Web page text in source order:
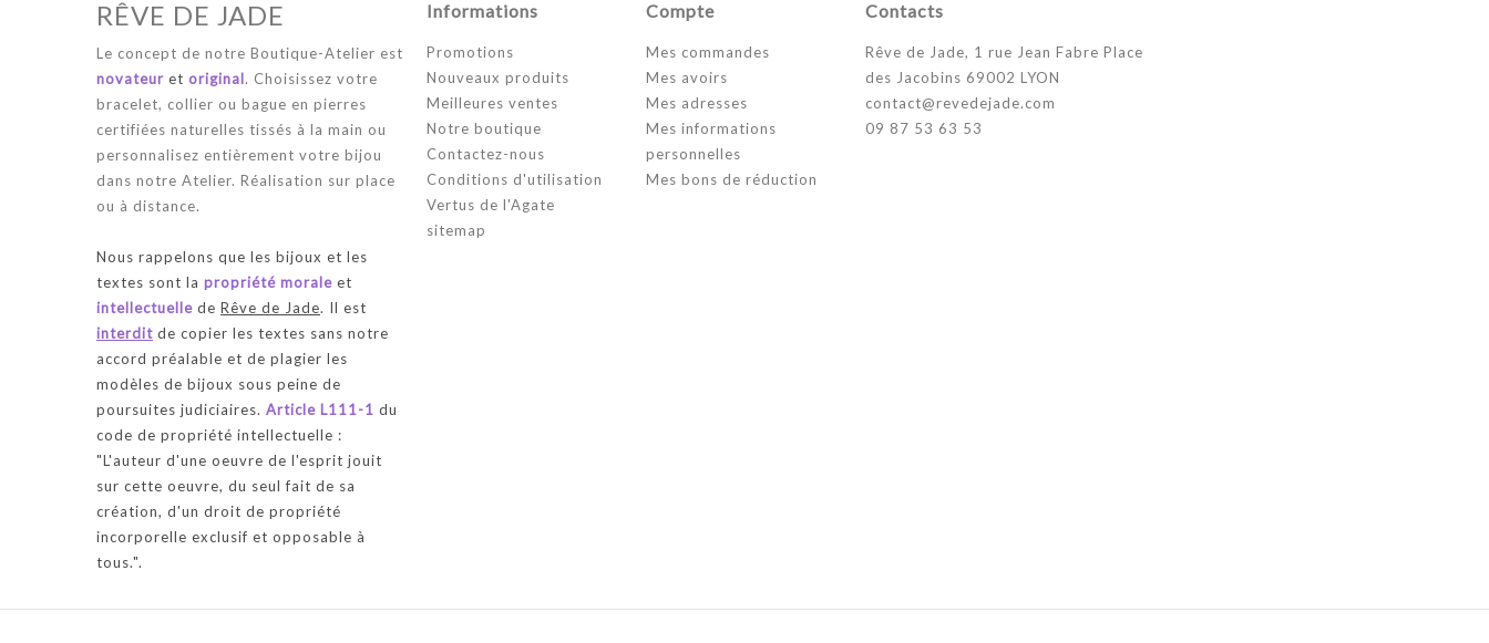
RÊVE DE JADE
Le concept de notre Boutique-Atelier est
novateur et original. Choisissez votre
bracelet, collier ou bague en pierres
certifiées naturelles tissés à la main ou
personnalisez entièrement votre bijou
dans notre Atelier. Réalisation sur place
ou à distance.
Nous rappelons que les bijoux et les
textes sont la propriété morale et
intellectuelle de Rêve de Jade. Il est
interdit de copier les textes sans notre
accord préalable et de plagier les
modèles de bijoux sous peine de
poursuites judiciaires. Article L111-1 du
code de propriété intellectuelle :
"L'auteur d'une oeuvre de l'esprit jouit
sur cette oeuvre, du seul fait de sa
création, d'un droit de propriété
incorporelle exclusif et opposable à
tous.".
Informations
Promotions
Nouveaux produits
Meilleures ventes
Notre boutique
Contactez-nous
Conditions d'utilisation
Vertus de l'Agate
sitemap
Compte
Mes commandes
Mes avoirs
Mes adresses
Mes informations
personnelles
Mes bons de réduction
Contacts
Rêve de Jade, 1 rue Jean Fabre Place
des Jacobins 69002 LYON
contact@revedejade.com
09 87 53 63 53